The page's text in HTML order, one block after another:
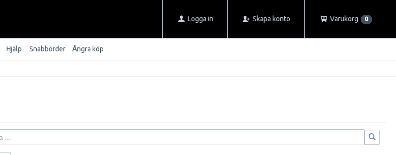
Logga in Skapa konto Varukorg 0
Hjälp Snabborder Ångra köp